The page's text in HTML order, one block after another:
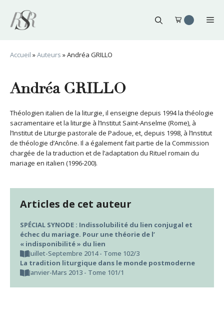
contenu
Accueil »Auteurs »Andréa GRILLO
Andréa GRILLO
Théologien italien de la liturgie, il enseigne depuis 1994 la théologie
sacramentaire et la liturgie à l’Institut Saint-Anselme (Rome), à
l’Institut de Liturgie pastorale de Padoue, et, depuis 1998, à l’Institut
de théologie d’Ancône. Il a également fait partie de la Commission
chargée de la traduction et de l’adaptation du Rituel romain du
mariage en italien (1996-200).
Articles de cet auteur
SPÉCIAL SYNODE : Indissolubilité du lien conjugal et
échec du mariage. Pour une théorie de l’
« indisponibilité » du lien
Juillet-Septembre 2014 - Tome 102/3
La tradition liturgique dans le monde postmoderne
Janvier-Mars 2013 - Tome 101/1